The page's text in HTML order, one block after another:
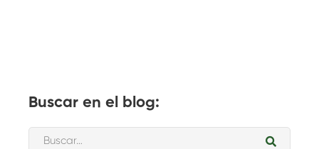
Buscar en el blog: